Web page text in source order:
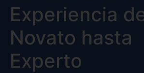
Experiencia
Novato hasta
Experto